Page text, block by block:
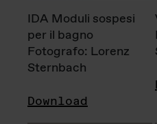
IDA Moduli sospesi
per il bagno
Fotografo: Lorenz
Sternbach
Download